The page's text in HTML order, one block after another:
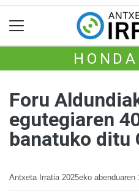
Foru
egutegiaren
banatuko ditu
Antxeta Irratia 2025eko abenduaren